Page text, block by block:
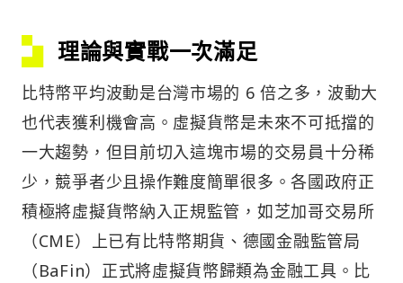
理論與實戰一次滿足
比特幣平均波動是台灣市場的 6 倍之多，波動大
也代表獲利機會高。虛擬貨幣是未來不可抵擋的
一大趨勢，但目前切入這塊市場的交易員十分稀
少，競爭者少且操作難度簡單很多。各國政府正
積極將虛擬貨幣納入正規監管，如芝加哥交易所
（CME）上已有比特幣期貨、德國金融監管局
（BaFin）正式將虛擬貨幣歸類為金融工具。比